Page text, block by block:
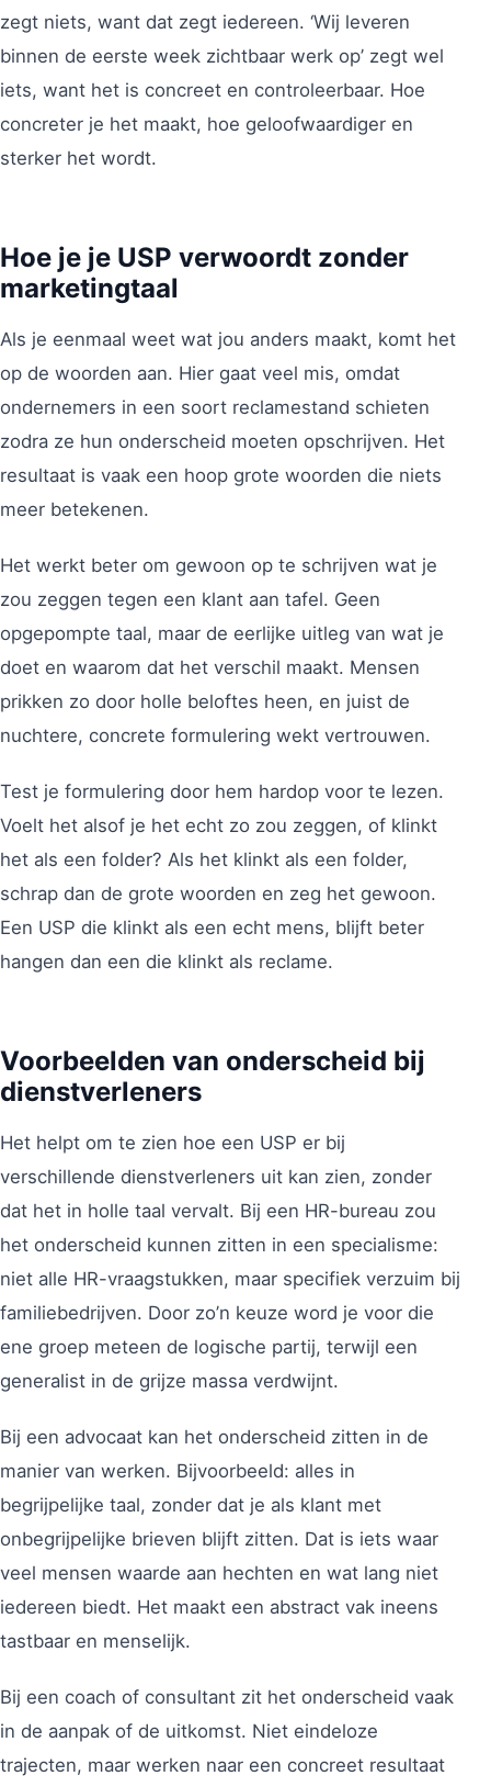
zegt niets, want dat zegt iedereen. ‘Wij leveren
binnen de eerste week zichtbaar werk op’ zegt wel
iets, want het is concreet en controleerbaar. Hoe
concreter je het maakt, hoe geloofwaardiger en
sterker het wordt.
Hoe je je USP verwoordt zonder
marketingtaal
Als je eenmaal weet wat jou anders maakt, komt het
op de woorden aan. Hier gaat veel mis, omdat
ondernemers in een soort reclamestand schieten
zodra ze hun onderscheid moeten opschrijven. Het
resultaat is vaak een hoop grote woorden die niets
meer betekenen.
Het werkt beter om gewoon op te schrijven wat je
zou zeggen tegen een klant aan tafel. Geen
opgepompte taal, maar de eerlijke uitleg van wat je
doet en waarom dat het verschil maakt. Mensen
prikken zo door holle beloftes heen, en juist de
nuchtere, concrete formulering wekt vertrouwen.
Test je formulering door hem hardop voor te lezen.
Voelt het alsof je het echt zo zou zeggen, of klinkt
het als een folder? Als het klinkt als een folder,
schrap dan de grote woorden en zeg het gewoon.
Een USP die klinkt als een echt mens, blijft beter
hangen dan een die klinkt als reclame.
Voorbeelden van onderscheid bij
dienstverleners
Het helpt om te zien hoe een USP er bij
verschillende dienstverleners uit kan zien, zonder
dat het in holle taal vervalt. Bij een HR-bureau zou
het onderscheid kunnen zitten in een specialisme:
niet alle HR-vraagstukken, maar specifiek verzuim bij
familiebedrijven. Door zo’n keuze word je voor die
ene groep meteen de logische partij, terwijl een
generalist in de grijze massa verdwijnt.
Bij een advocaat kan het onderscheid zitten in de
manier van werken. Bijvoorbeeld: alles in
begrijpelijke taal, zonder dat je als klant met
onbegrijpelijke brieven blijft zitten. Dat is iets waar
veel mensen waarde aan hechten en wat lang niet
iedereen biedt. Het maakt een abstract vak ineens
tastbaar en menselijk.
Bij een coach of consultant zit het onderscheid vaak
in de aanpak of de uitkomst. Niet eindeloze
trajecten, maar werken naar een concreet resultaat